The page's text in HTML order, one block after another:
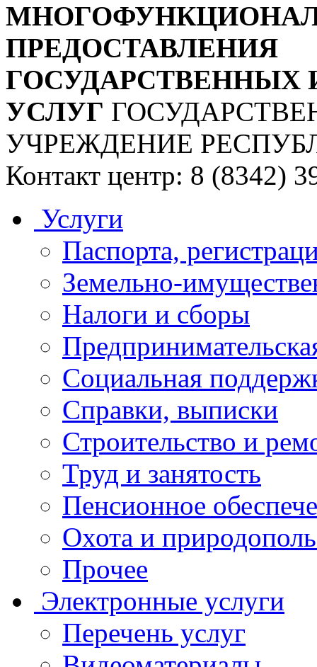
ПРЕДОСТАВЛЕНИЯ
УСЛУГ
УЧРЕЖДЕНИЕ
Контакт центр: 8 (8342)
Услуги
Паспорта,
Земельно-
Налоги и сборы
Социальная
Справки, выписки
Строительство и
Труд и занятость
Пенсионное
Охота и
Прочее
Электронные услуги
Перечень услуг